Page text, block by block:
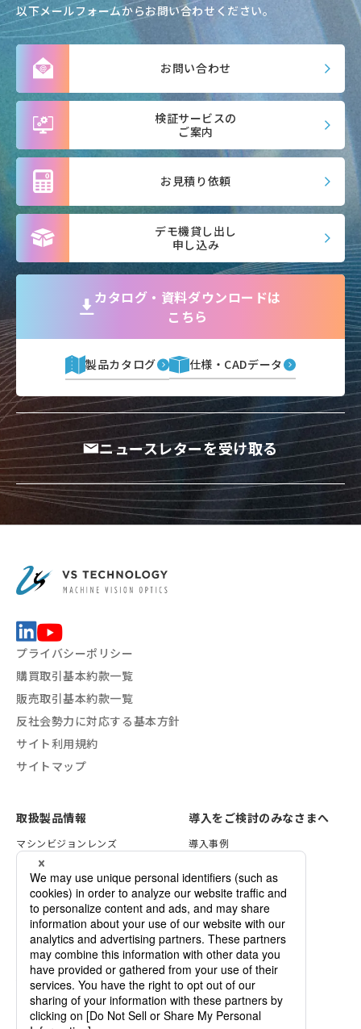
以下メールフォームからお問い合わせください。
お問い合わせ
検証サービスの
ご案内
お見積り依頼
デモ機貸し出し
申し込み
カタログ・資料ダウンロードは
こちら
製品カタログ 仕様・CADデータ
ニュースレターを受け取る
プライバシーポリシー
購買取引基本約款一覧
販売取引基本約款一覧
反社会勢力に対応する基本方針
サイト利用規約
サイトマップ
取扱製品情報
マシンビジョンレンズ
VSTライティング
画像処理ソリューション
セキュリティレンズ
各種資料一覧
導入をご検討のみなさまへ
導入事例
照明の選定方法
検証サービスのご案内
デモ機のご依頼
カスタマイズのご案内
企業情報
ニュース
ご依頼・お問い合わせ
VSTrend